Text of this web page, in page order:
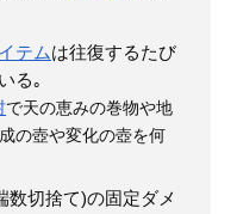
テムは往復するたび
る｡
で天の恵みの巻物や地
の壺や変化の壺を何
数切捨て)の固定ダメ